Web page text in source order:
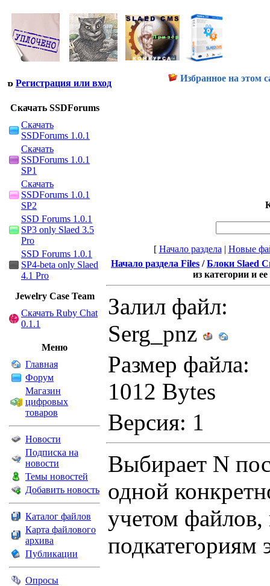
Регистрация или вход Избранное на этом
Скачать SSDForums
Скачать
SSDForums 1.0.1
Скачать
SSDForums 1.0.1
SP1
Скачать
SSDForums 1.0.1
SP2
SSD Forums 1.0.1
SP3 only Slaed 3.5
Pro
SSD Forums 1.0.1
SP4-beta only Slaed
4.1 Pro
Jewelry Сase Team
Скачать Ruby Chat
0.1.1
Меню
Главная
Форум
Магазин
цифровых
товаров
Новости
Подписка на
новости
Темы новостей
Добавить новость
Каталог файлов
Карта файлового
архива
Публикации
Опросы
[ Начало раздела | Новые
Начало раздела Files /Блоки Slaed
из категории и
Залил файл:
Serg_pnz
Размер файла:
1012 Bytes
Версия: 1
Выбирает N
одной
учетом
подкатегориям